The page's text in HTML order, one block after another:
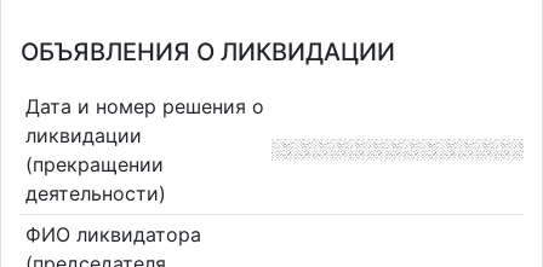
ОБЪЯВЛЕНИЯ О ЛИКВИДАЦИИ
Дата и номер решения о
ликвидации
(прекращении
деятельности)
ФИО ликвидатора